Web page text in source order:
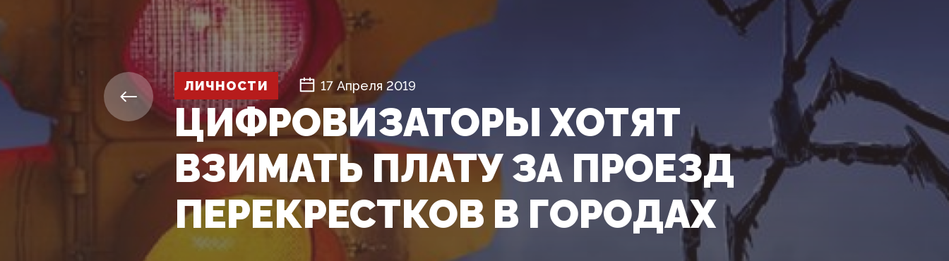
ЛИЧНОСТИ 17 Апреля 2019
ЦИФРОВИЗАТОРЫ ХОТЯТ
ВЗИМАТЬ ПЛАТУ ЗА ПРОЕЗД
ПЕРЕКРЕСТКОВ В ГОРОДАХ